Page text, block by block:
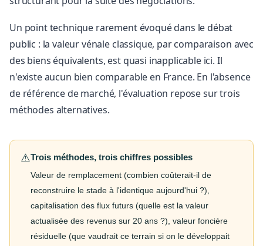
Un point technique rarement évoqué dans le débat
public : la valeur vénale classique, par comparaison avec
des biens équivalents, est quasi inapplicable ici. Il
n'existe aucun bien comparable en France. En l'absence
de référence de marché, l'évaluation repose sur trois
méthodes alternatives.
⚠️Trois méthodes, trois chiffres possibles
Valeur de remplacement (combien coûterait-il de
reconstruire le stade à l'identique aujourd'hui ?),
capitalisation des flux futurs (quelle est la valeur
actualisée des revenus sur 20 ans ?), valeur foncière
résiduelle (que vaudrait ce terrain si on le développait